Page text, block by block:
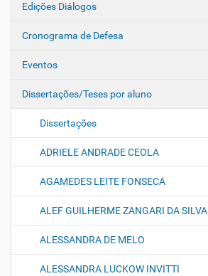
Edições Diálogos
Cronograma de Defesa
Eventos
Dissertações/Teses por aluno
Dissertações
ADRIELE ANDRADE CEOLA
AGAMEDES LEITE FONSECA
ALEF GUILHERME ZANGARI DA SILVA
ALESSANDRA DE MELO
ALESSANDRA LUCKOW INVITTI